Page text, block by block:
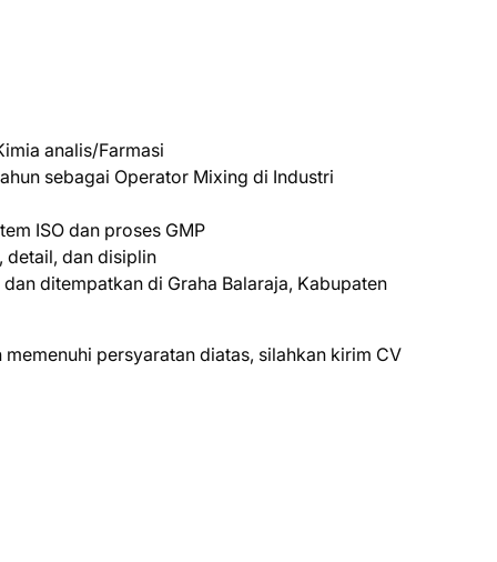
analis/Farmasi
sebagai Operator Mixing di Industri
ISO dan proses GMP
detail, dan disiplin
ditempatkan di Graha Balaraja, Kabupaten
реrѕуаrаtаn dіаtаѕ, ѕіlаhkаn kіrіm CV